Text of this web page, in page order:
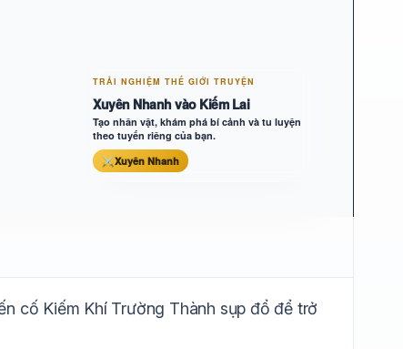
TRẢI NGHIỆM THẾ GIỚI TRUYỆN
Xuyên Nhanh vào Kiếm Lai
Tạo nhân vật, khám phá bí cảnh và tu luyện
theo tuyến riêng của bạn.
⚔Xuyên Nhanh
cố Kiếm Khí Trường Thành sụp đổ để trở